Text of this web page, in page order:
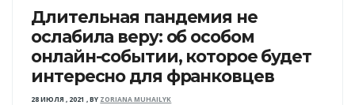
Длительная пандемия не
ослабила веру: об особом
онлайн-событии, которое будет
интересно для франковцев
28 ИЮЛЯ , 2021 ,BY ZORIANA MUHAILYK